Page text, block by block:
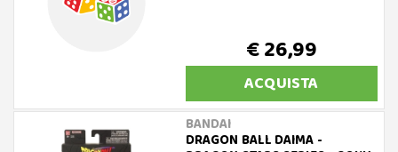
€ 26,99
ACQUISTA
BANDAI
DRAGON BALL DAIMA -